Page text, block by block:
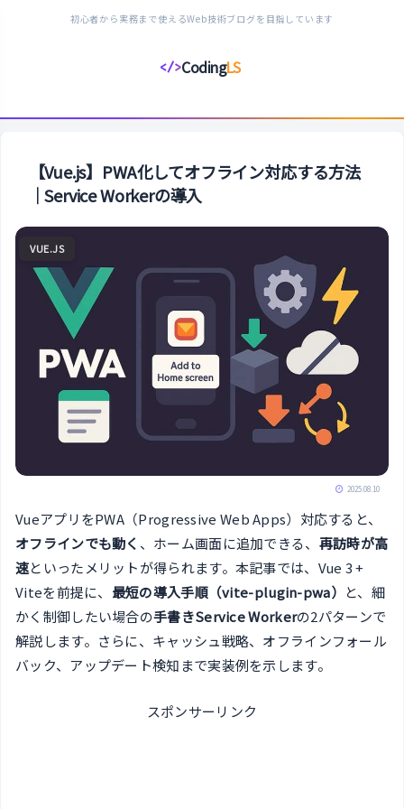
初心者から実務まで使えるWeb技術ブログを目指しています
</>CodingLS
コ
デ
ン
グ
タ
ル
【Vue.js】PWA化してオフライン対応する方法
｜Service Workerの導入
VUE.JS
2025.08.10
VueアプリをPWA（Progressive Web Apps）対応すると、
オフラインでも動く 、ホーム画面に追加できる、 再訪時が高
速といったメリットが得られます。本記事では、Vue 3 +
Viteを前提に、 最短の導入手順（vite-plugin-pwa） と、細
かく制御したい場合の手書きService Workerの2パターンで
解説します。さらに、キャッシュ戦略、オフラインフォール
バック、アップデート検知まで実装例を示します。
スポンサーリンク